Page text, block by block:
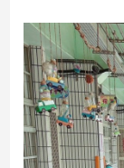
聞
流
行/
時
尚
追
星